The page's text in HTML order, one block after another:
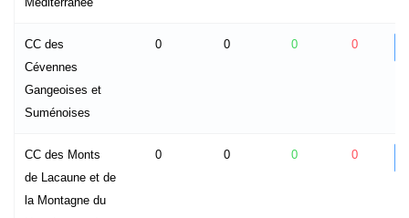
CC des
Cévennes
Gangeoises et
Suménoises
0 0 0 0
CC des Monts
de Lacaune et de
la Montagne du
0 0 0 0